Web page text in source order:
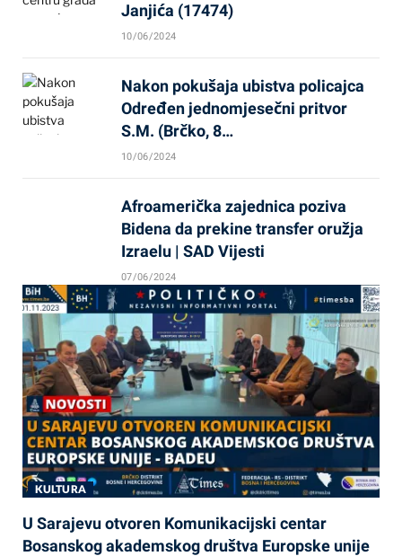
Janjića (17474)
10/06/2024
Nakon pokušaja ubistva policajca
Određen jednomjesečni pritvor
S.M. (Brčko, 8…
10/06/2024
Afroamerička zajednica poziva
Bidena da prekine transfer oružja
Izraelu | SAD Vijesti
07/06/2024
KULTURA
U Sarajevu otvoren Komunikacijski centar
Bosanskog akademskog društva Europske unije